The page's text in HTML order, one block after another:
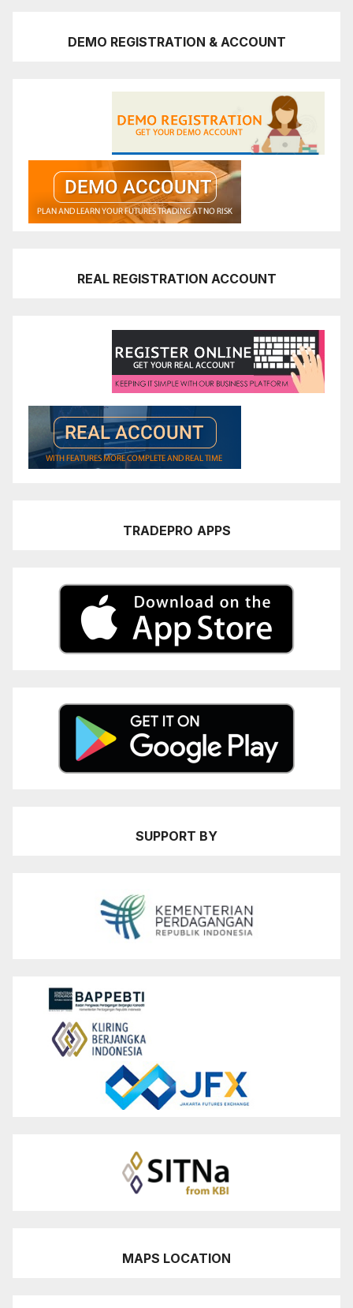
DEMO REGISTRATION & ACCOUNT
REAL REGISTRATION ACCOUNT
TRADEPRO APPS
SUPPORT BY
MAPS LOCATION